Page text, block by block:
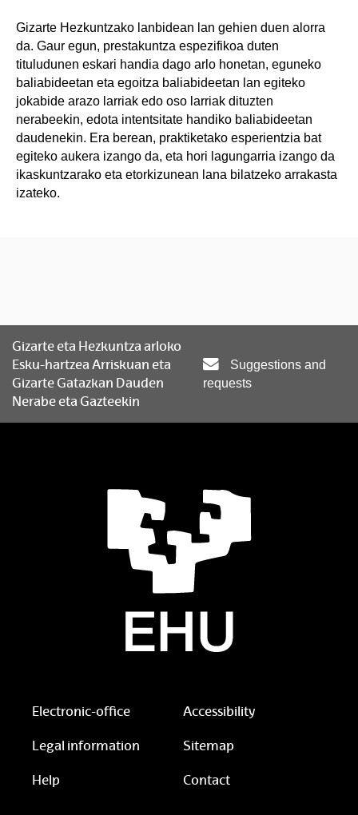
Gizarte Hezkuntzako lanbidean lan gehien duen alorra
da. Gaur egun, prestakuntza espezifikoa duten
tituludunen eskari handia dago arlo honetan, eguneko
baliabideetan eta egoitza baliabideetan lan egiteko
jokabide arazo larriak edo oso larriak dituzten
nerabeekin, edota intentsitate handiko baliabideetan
daudenekin. Era berean, praktiketako esperientzia bat
egiteko aukera izango da, eta hori lagungarria izango da
ikaskuntzarako eta etorkizunean lana bilatzeko arrakasta
izateko.
Gizarte eta Hezkuntza arloko
Esku-hartzea Arriskuan eta
Gizarte Gatazkan Dauden
Nerabe eta Gazteekin
Suggestions and
requests
Electronic-office Accessibility
Legal information Sitemap
Help Contact